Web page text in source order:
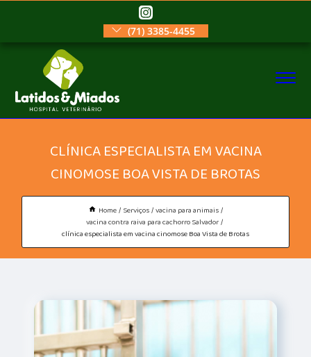
(71) 3385-4455
CLÍNICA ESPECIALISTA EM VACINA
CINOMOSE BOA VISTA DE BROTAS
Home Serviços vacina para animais
vacina contra raiva para cachorro Salvador
clínica especialista em vacina cinomose Boa Vista de Brotas